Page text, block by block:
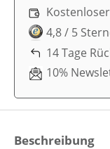
4,8 / 5
14 Tage
10%
Beschreibung